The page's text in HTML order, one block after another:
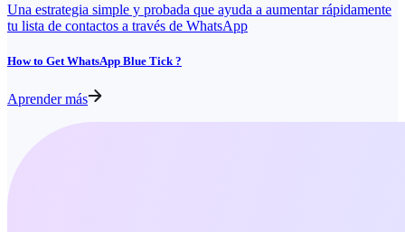
Una estrategia simple y probada que ayuda a aumentar rápidamente
tu lista de contactos a través de WhatsApp
How to Get WhatsApp Blue Tick ?
Aprender más